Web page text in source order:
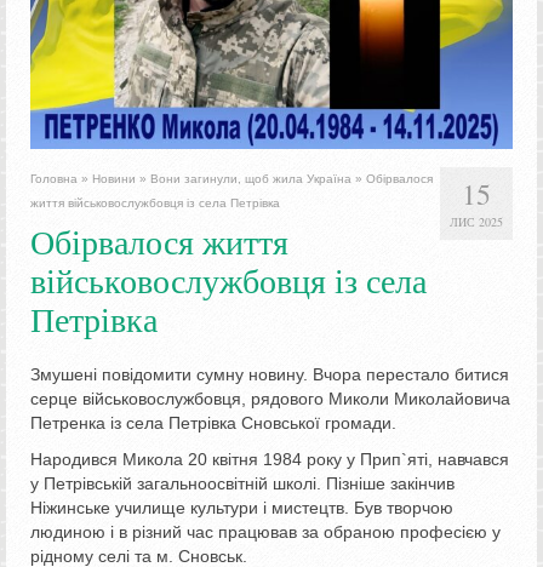
15
ЛИС 2025
Головна » Новини » Вони загинули, щоб жила Україна » Обірвалося
життя військовослужбовця із села Петрівка
Обірвалося життя
військовослужбовця із села
Петрівка
Змушені повідомити сумну новину. Вчора перестало битися
серце військовослужбовця, рядового Миколи Миколайовича
Петренка із села Петрівка Сновської громади.
Народився Микола 20 квітня 1984 року у Прип`яті, навчався
у Петрівській загальноосвітній школі. Пізніше закінчив
Ніжинське училище культури і мистецтв. Був творчою
людиною і в різний час працював за обраною професією у
рідному селі та м. Сновськ.